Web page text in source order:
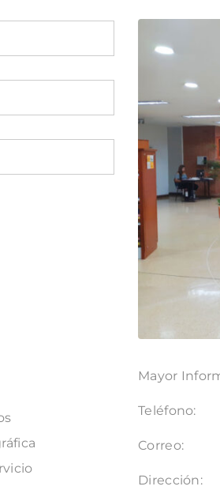
Mayor
Teléfono:
Correo:
Dirección: